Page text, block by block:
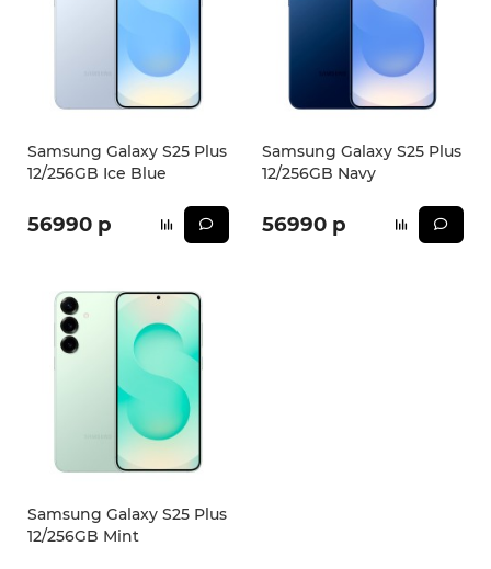
Samsung Galaxy S25 Plus
12/256GB Ice Blue
56990 р
Samsung Galaxy S25 Plus
12/256GB Navy
56990 р
Samsung Galaxy S25 Plus
12/256GB Mint